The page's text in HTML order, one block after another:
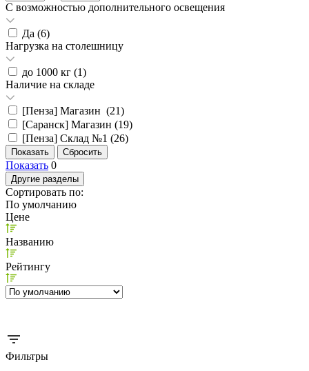
С возможностью дополнительного освещения
Да (6)
Нагрузка на столешницу
до 1000 кг (1)
Наличие на складе
[Пенза] Магазин (21)
[Саранск] Магазин (19)
[Пенза] Склад №1 (26)
Показать 0
Другие разделы
Сортировать по:
По умолчанию
Цене
Названию
Рейтингу
Фильтры